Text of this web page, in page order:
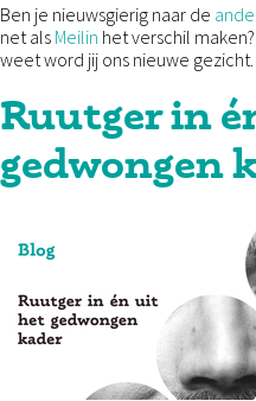
Ben je nieuwsgierig naar de
net alsMeilin het verschil
weet word jij ons nieuwe gezicht.
Ruutger in
gedwongen